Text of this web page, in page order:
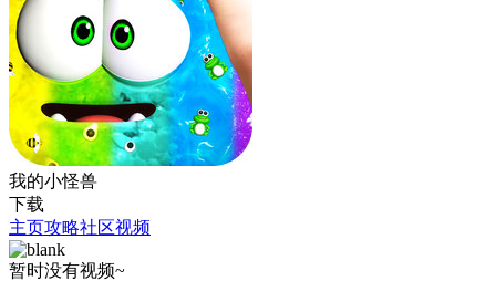
我的小怪兽
下载
主页攻略社区视频
暂时没有视频~